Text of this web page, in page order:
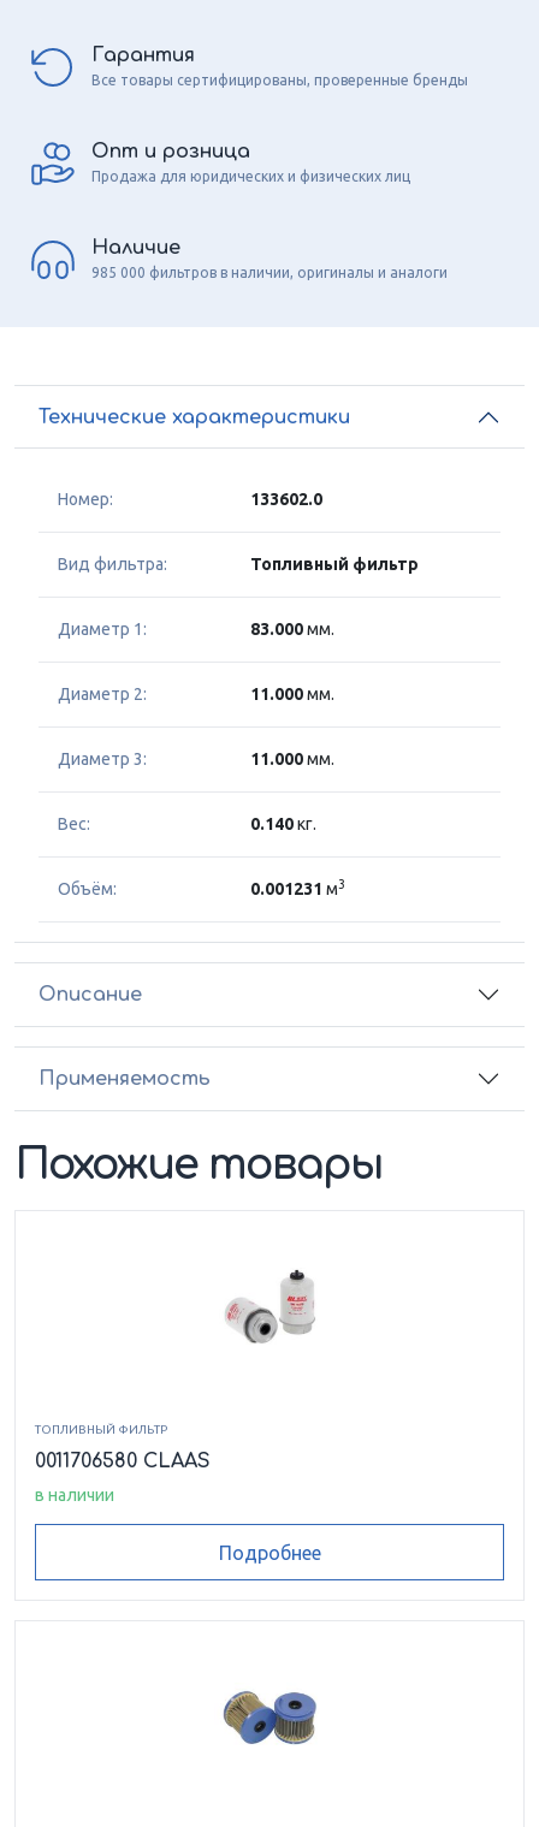
Гарантия
Все товары сертифицированы, проверенные бренды
Опт и розница
Продажа для юридических и физических лиц
Наличие
985 000 фильтров в наличии, оригиналы и аналоги
Технические характеристики
Номер: 133602.0
Вид фильтра: Топливный фильтр
Диаметр 1: 83.000мм.
Диаметр 2: 11.000мм.
Диаметр 3: 11.000мм.
Вес: 0.140кг.
Объём: 0.001231 м3
Описание
Применяемость
Похожие товары
ТОПЛИВНЫЙ ФИЛЬТР
0011706580 CLAAS
в наличии
Подробнее